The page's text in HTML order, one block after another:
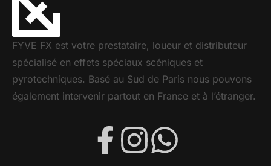
FYVE FX est votre prestataire, loueur et distributeur
spécialisé en effets spéciaux scéniques et
pyrotechniques. Basé au Sud de Paris nous pouvons
également intervenir partout en France et à l’étranger.